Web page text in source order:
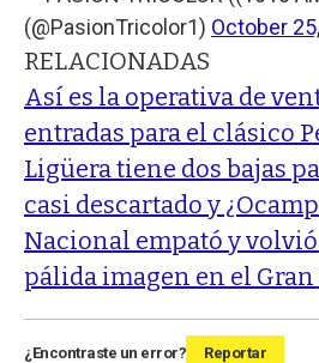
(@PasionTricolor1) October
RELACIONADAS
Así es la operativa de
entradas para el clásico
Ligüera tiene dos bajas
casi descartado y
Nacional empató y
pálida imagen en el Gran
¿Encontraste un error? Reportar